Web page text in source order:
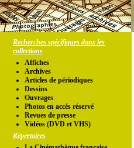
Recherches spécifiques dans les
collections
Affiches
Archives
Articles de périodiques
Dessins
Ouvrages
Photos en accés réservé
Revues de presse
Vidéos (DVD et VHS)
Répertoires